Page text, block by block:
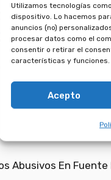
Utilizamos tecnologías
dispositivo. Lo hacemos
anuncios (no)
procesar datos como el
consentir o retirar el
características y funciones.
Acepto
de
por ley.
de
cual es contrario a
Abusivos En Fuente